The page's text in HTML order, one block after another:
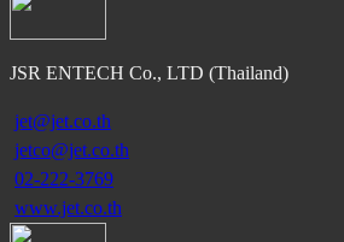
JSR ENTECH Co., LTD (Thailand)
jet@jet.co.th
jetco@jet.co.th
02-222-3769
www.jet.co.th